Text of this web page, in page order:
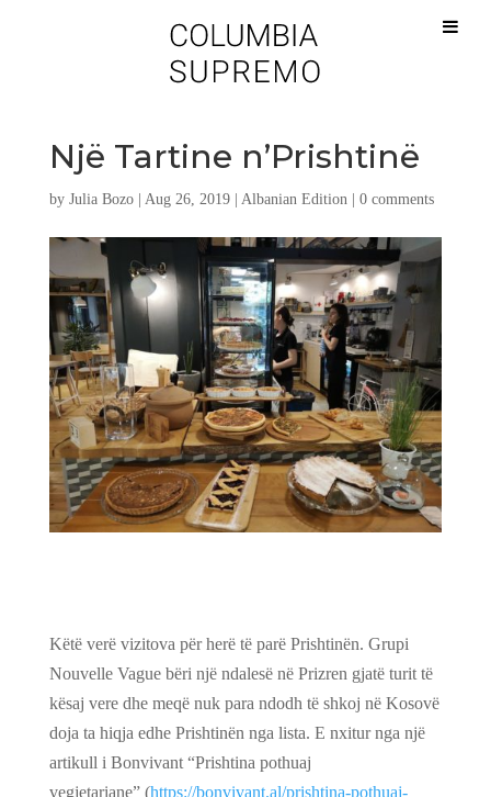
Një Tartine n’Prishtinë
by Julia Bozo| Aug 26, 2019| Albanian Edition| 0 comments
Këtë verë vizitova për herë të parë Prishtinën. Grupi
Nouvelle Vague bëri një ndalesë në Prizren gjatë turit të
kësaj vere dhe meqë nuk para ndodh të shkoj në Kosovë
doja ta hiqja edhe Prishtinën nga lista. E nxitur nga një
artikull i Bonvivant “Prishtina pothuaj
vegjetariane” (https://bonvivant.al/prishtina-pothuaj-